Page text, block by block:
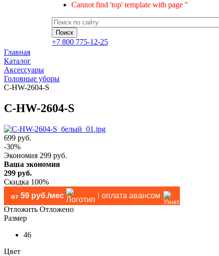
Cannot find 'top' template with page ''
+7 800 775-12-25
Главная
Каталог
Аксессуары
Головные уборы
C-HW-2604-S
C-HW-2604-S
699 руб.
-30%
Экономия 299 руб.
Ваша экономия
299 руб.
Скидка 100%
от 59 руб./мес
оплата авансом
Отложить Отложено
Размер
46
Цвет